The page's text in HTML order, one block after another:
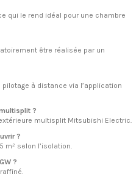
qui le rend idéal pour une chambre
être réalisée par un
à distance via l’application
?
multisplit Mitsubishi Electric.
?
m² selon l’isolation.
?